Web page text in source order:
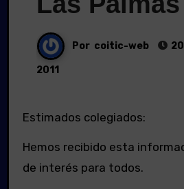
Por coitic-web
2011
Estimados colegiados:
Hemos recibido esta
de interés para todos.